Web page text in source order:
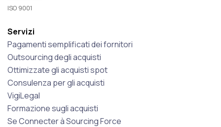
ISO 9001
Servizi
Pagamenti semplificati dei fornitori
Outsourcing degli acquisti
Ottimizzate gli acquisti spot
Consulenza per gli acquisti
VigiLegal
Formazione sugli acquisti
Se Connecter à Sourcing Force